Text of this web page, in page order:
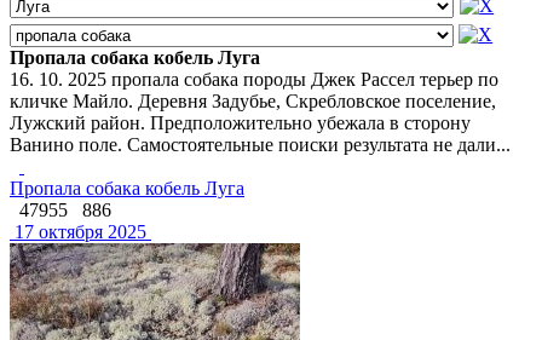
Пропала собака кобель Луга
16. 10. 2025 пропала собака породы Джек Рассел терьер по
кличке Майло. Деревня Задубье, Скребловское поселение,
Лужский район. Предположительно убежала в сторону
Ванино поле. Самостоятельные поиски результата не дали...
Пропала собака кобель Луга
47955
886
17 октября 2025